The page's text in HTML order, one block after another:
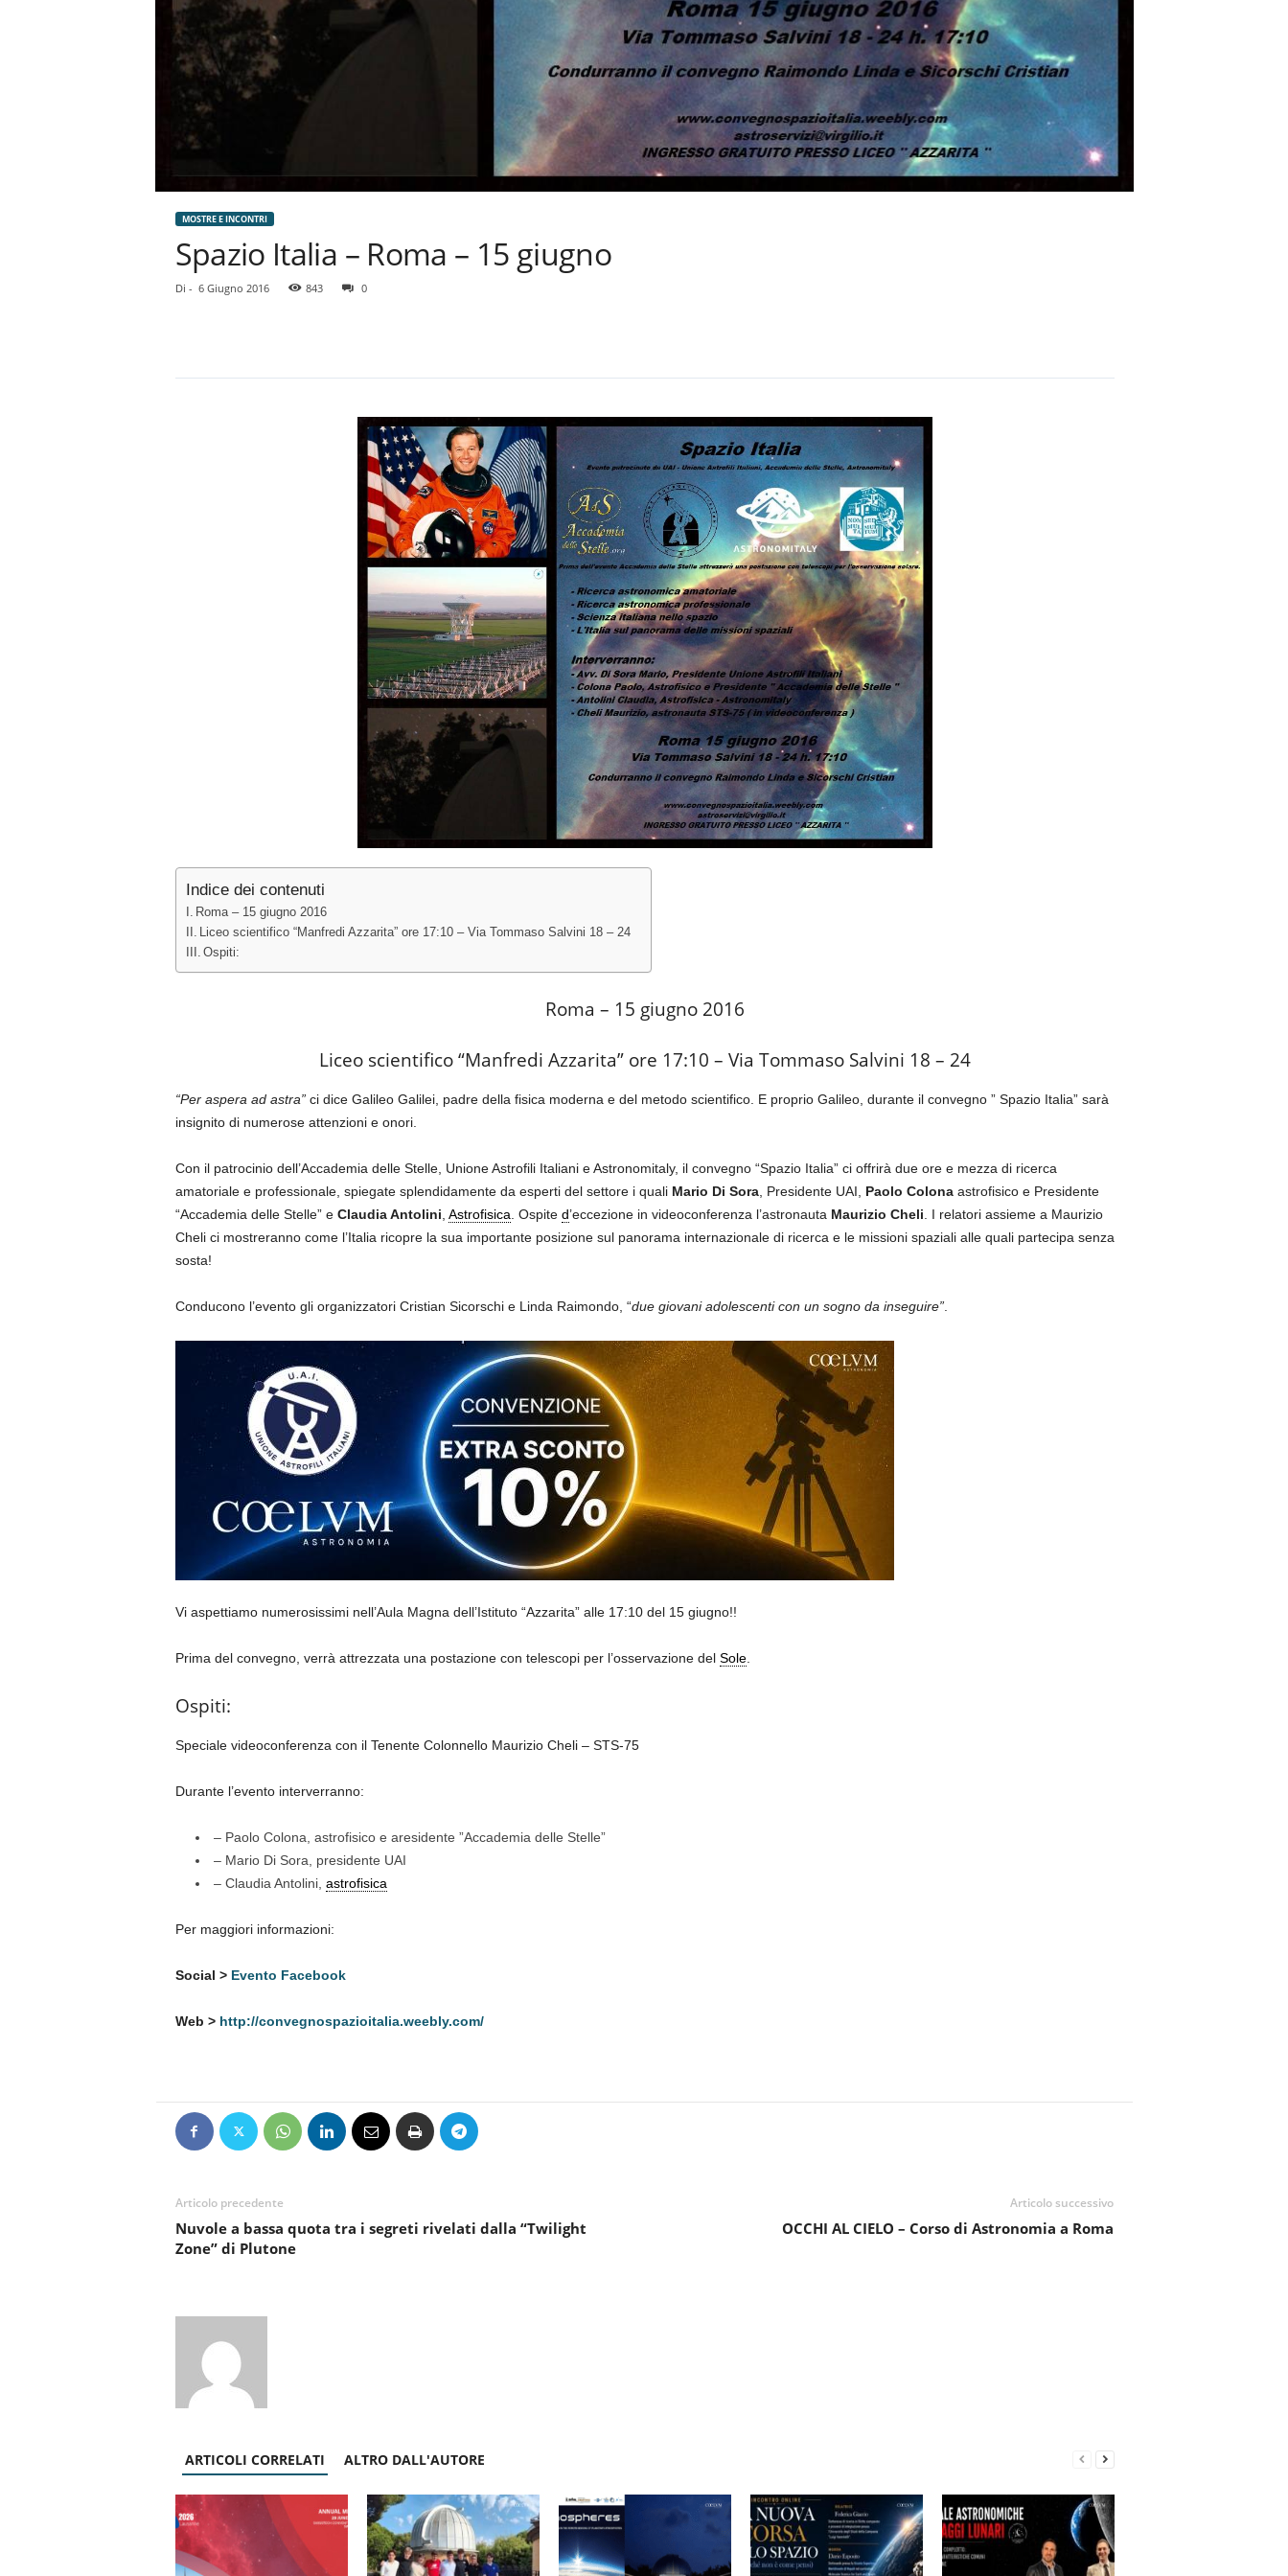
MOSTRE E INCONTRI
Spazio Italia – Roma – 15 giugno
Di - 6 Giugno 2016 843 0
Indice dei contenuti
Roma – 15 giugno 2016
Liceo scientifico “Manfredi Azzarita” ore 17:10 – Via Tommaso Salvini 18 – 24
Ospiti:
Roma – 15 giugno 2016
Liceo scientifico “Manfredi Azzarita” ore 17:10 – Via Tommaso Salvini 18 – 24
“Per aspera ad astra” ci dice Galileo Galilei, padre della fisica moderna e del metodo scientifico. E proprio Galileo, durante il convegno ” Spazio Italia” sarà
insignito di numerose attenzioni e onori.
Con il patrocinio dell’Accademia delle Stelle, Unione Astrofili Italiani e Astronomitaly, il convegno “Spazio Italia” ci offrirà due ore e mezza di ricerca
amatoriale e professionale, spiegate splendidamente da esperti del settore i quali Mario Di Sora, Presidente UAI, Paolo Colonaastrofisico e Presidente
“Accademia delle Stelle” e Claudia Antolini, Astrofisica. Ospite d’eccezione in videoconferenza l’astronauta Maurizio Cheli. I relatori assieme a Maurizio
Cheli ci mostreranno come l’Italia ricopre la sua importante posizione sul panorama internazionale di ricerca e le missioni spaziali alle quali partecipa senza
sosta!
Conducono l’evento gli organizzatori Cristian Sicorschi e Linda Raimondo, “due giovani adolescenti con un sogno da inseguire”.
Vi aspettiamo numerosissimi nell’Aula Magna dell’Istituto “Azzarita” alle 17:10 del 15 giugno!!
Prima del convegno, verrà attrezzata una postazione con telescopi per l’osservazione del Sole.
Ospiti:
Speciale videoconferenza con il Tenente Colonnello Maurizio Cheli – STS-75
​Durante l’evento interverranno:
– Paolo Colona, astrofisico e aresidente ”Accademia delle Stelle”
– Mario Di Sora, presidente UAI
– Claudia Antolini, astrofisica
Per maggiori informazioni:
Social > Evento Facebook
Web > http://convegnospazioitalia.weebly.com/
Articolo precedente
Nuvole a bassa quota tra i segreti rivelati dalla “Twilight
Zone” di Plutone
Articolo successivo
OCCHI AL CIELO – Corso di Astronomia a Roma
ARTICOLI CORRELATI ALTRO DALL'AUTORE